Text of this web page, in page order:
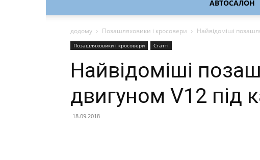
АВТОСАЛОН
додому Позашляховики і кросовери Найвідоміші
Позашляховики і кросовери Статті
Найвідоміші
двигуном V12 під
18.09.2018